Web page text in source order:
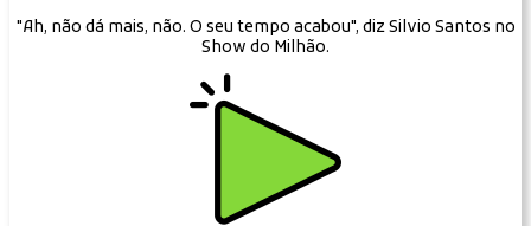
"Ah, não dá mais, não. O seu tempo acabou", diz Silvio Santos no
Show do Milhão.